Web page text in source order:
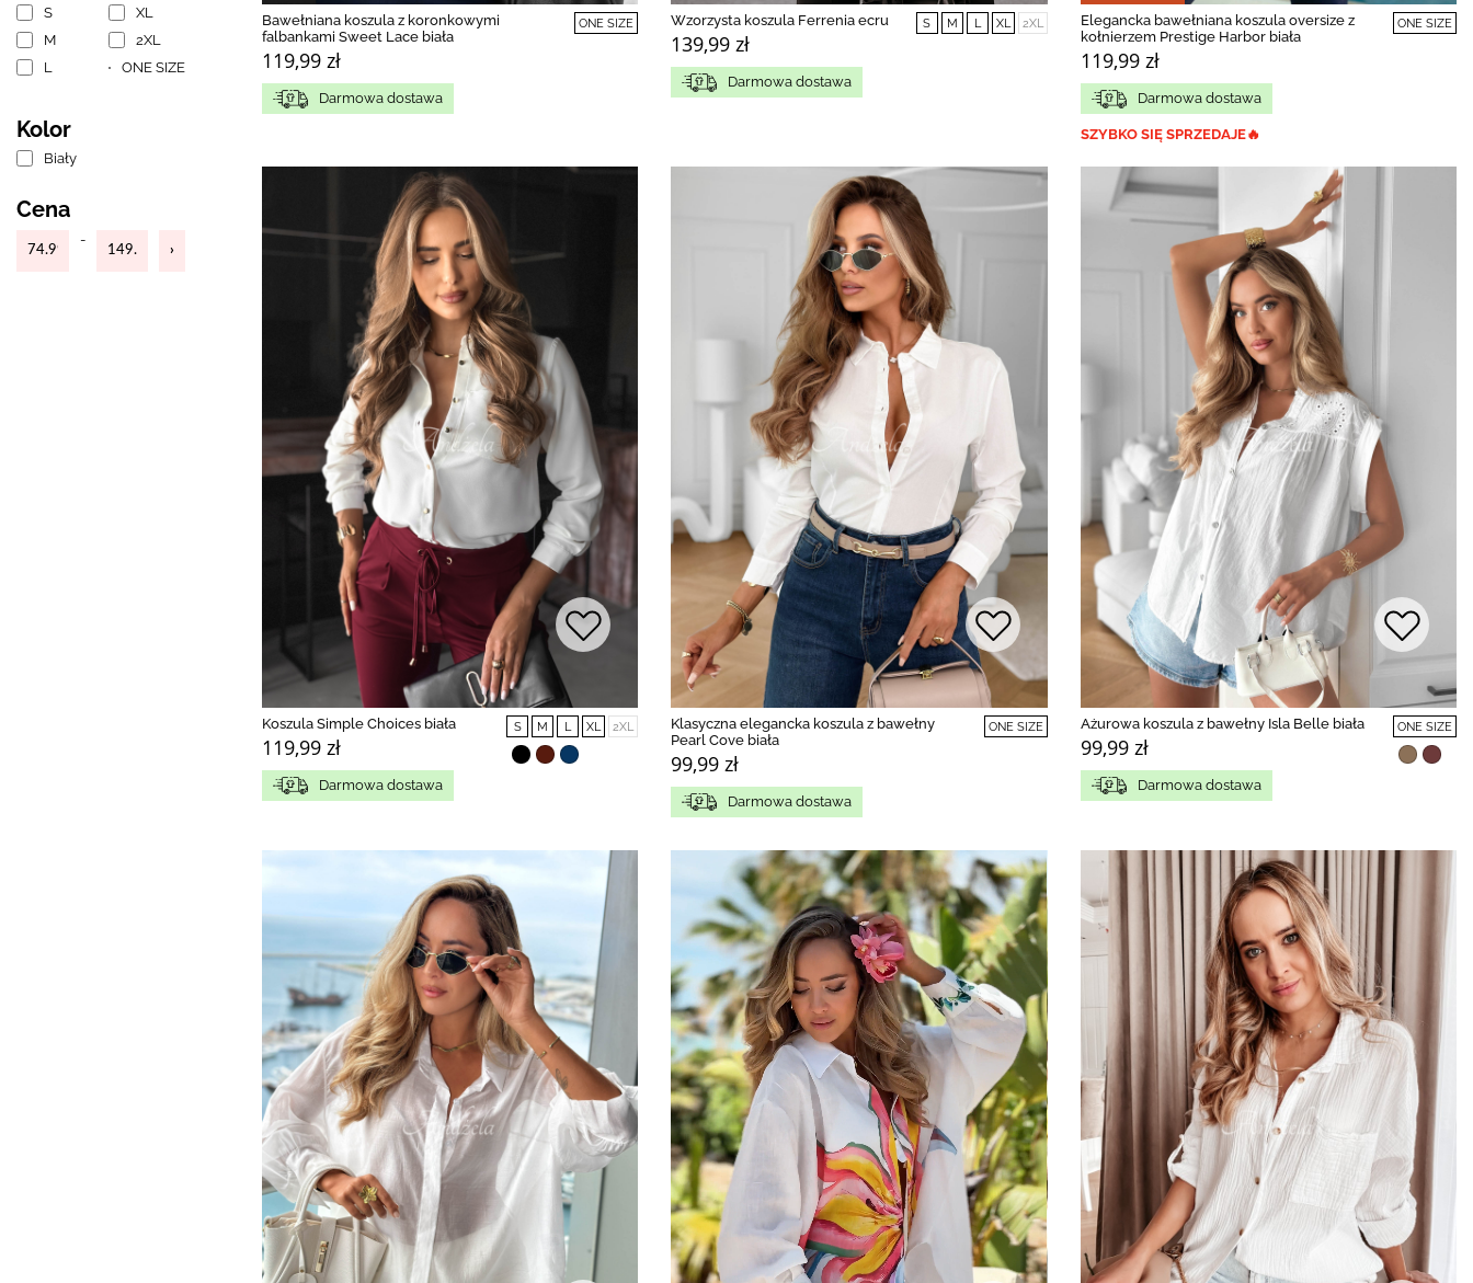
S
M
L
XL
2XL
ONE SIZE
Kolor
Biały
Cena
-
Bawełniana koszula z koronkowymi
falbankami Sweet Lace biała
119,99 zł
ONE SIZE
Darmowa dostawa
Wzorzysta koszula Ferrenia ecru
139,99 zł
S M L XL 2XL
Darmowa dostawa
Elegancka bawełniana koszula oversize z
kołnierzem Prestige Harbor biała
119,99 zł
ONE SIZE
Darmowa dostawa
SZYBKO SIĘ SPRZEDAJE🔥
Koszula Simple Choices biała
119,99 zł
S M L XL 2XL
Darmowa dostawa
Klasyczna elegancka koszula z bawełny
Pearl Cove biała
99,99 zł
ONE SIZE
Darmowa dostawa
Ażurowa koszula z bawełny Isla Belle biała
99,99 zł
ONE SIZE
Darmowa dostawa